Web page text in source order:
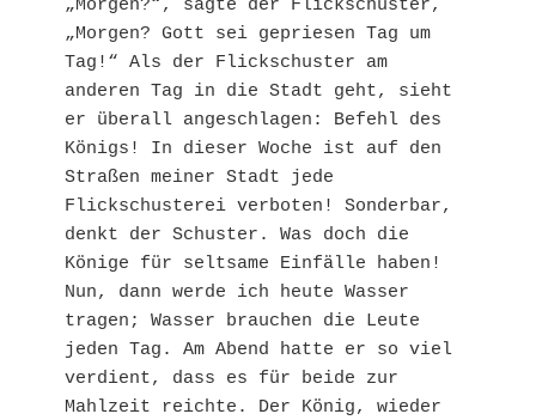
„Morgen?“, sagte der Flickschuster,
„Morgen? Gott sei gepriesen Tag um
Tag!“ Als der Flickschuster am
anderen Tag in die Stadt geht, sieht
er überall angeschlagen: Befehl des
Königs! In dieser Woche ist auf den
Straßen meiner Stadt jede
Flickschusterei verboten! Sonderbar,
denkt der Schuster. Was doch die
Könige für seltsame Einfälle haben!
Nun, dann werde ich heute Wasser
tragen; Wasser brauchen die Leute
jeden Tag. Am Abend hatte er so viel
verdient, dass es für beide zur
Mahlzeit reichte. Der König, wieder